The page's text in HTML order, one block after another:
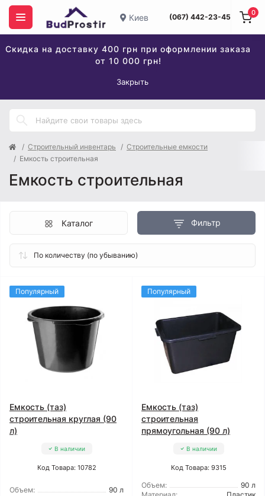
Киев (067) 442-23-45
Скидка на доставку 400 грн при оформлении заказа
от 10 000 грн!
Закрыть
0
Строительный инвентарь
Строительные емкости
Емкость строительная
Емкость строительная
Фильтр
Каталог
Популярный
Емкость (таз)
строительная круглая (90
л)
В наличии
Код Товара: 10782
Объем:
90 л
Популярный
Емкость (таз)
строительная
прямоугольная (90 л)
В наличии
Код Товара: 9315
Объем:
90 л